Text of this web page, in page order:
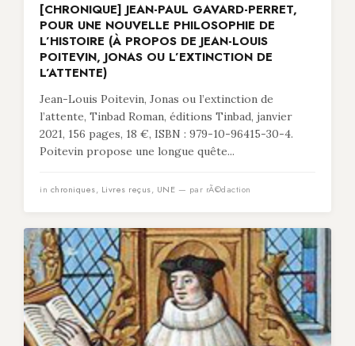
[CHRONIQUE] JEAN-PAUL GAVARD-PERRET,
POUR UNE NOUVELLE PHILOSOPHIE DE
L’HISTOIRE (À PROPOS DE JEAN-LOUIS
POITEVIN, JONAS OU L’EXTINCTION DE
L’ATTENTE)
Jean-Louis Poitevin, Jonas ou l’extinction de
l’attente, Tinbad Roman, éditions Tinbad, janvier
2021, 156 pages, 18 €, ISBN : 979-10-96415-30-4.
Poitevin propose une longue quête...
in chroniques, Livres reçus, UNE — par rÃ©daction